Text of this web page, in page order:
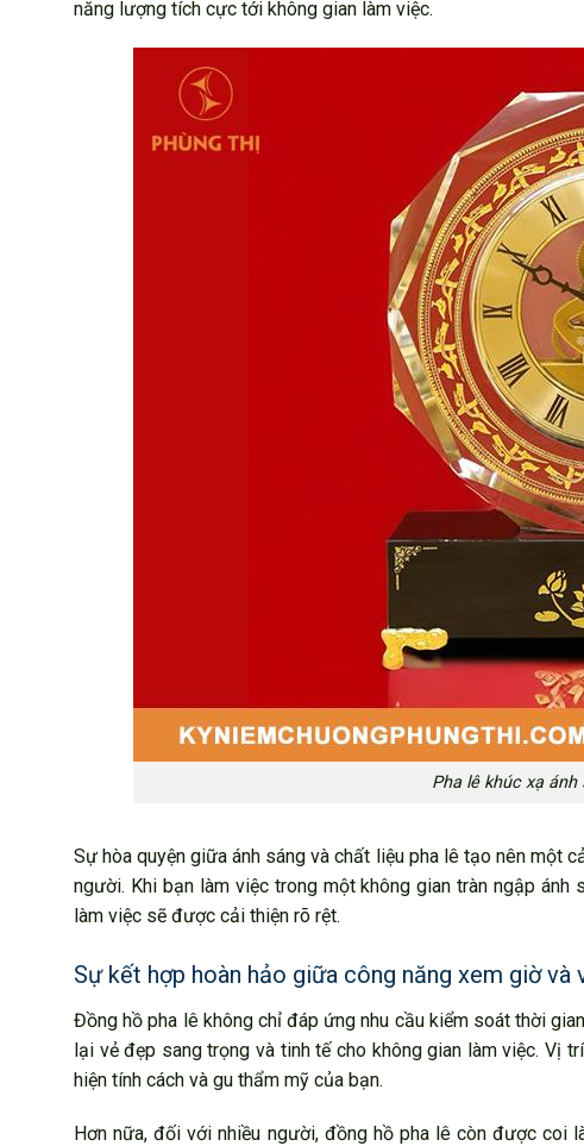
năng lượng tích cực tới không gian làm việc.
Pha lê khúc xạ ánh
Sự hòa quyện giữa ánh sáng và chất liệu pha lê tạo nên một
người. Khi bạn làm việc trong một không gian tràn ngập
làm việc sẽ được cải thiện rõ rệt.
Sự kết hợp hoàn hảo giữa công năng xem giờ và
Đồng hồ pha lê không chỉ đáp ứng nhu cầu kiểm soát thời
lại vẻ đẹp sang trọng và tinh tế cho không gian làm việc. Vị
hiện tính cách và gu thẩm mỹ của bạn.
Hơn nữa, đối với nhiều người, đồng hồ pha lê còn được coi